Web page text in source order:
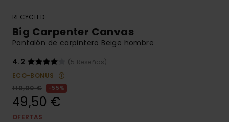
RECYCLED
Big Carpenter Canvas
Pantalón de carpintero Beige hombre
4.2
(5 Reseñas)
ECO-BONUS
110,00 €
55%
49,50 €
OFERTAS